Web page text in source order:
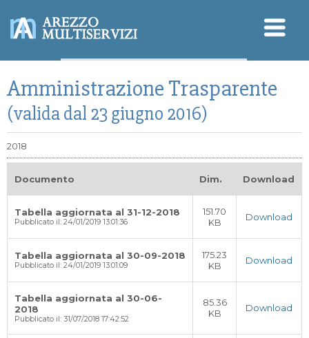
Qualità - Ambiente
Modello Organizzativo
D.Lgs. 196/2003 (Privacy)
Amministrazione Trasparente
(valida dal 23 giugno 2016)
2018
Documento Dim. Download
Tabella aggiornata al 31-12-2018
Pubblicato il: 24/01/2019 13:01:36
151.70
KB
Download
Tabella aggiornata al 30-09-2018
Pubblicato il: 24/01/2019 13:01:09
175.23
KB
Download
Tabella aggiornata al 30-06-
2018
Pubblicato il: 31/07/2018 17:42:52
85.36
KB
Download